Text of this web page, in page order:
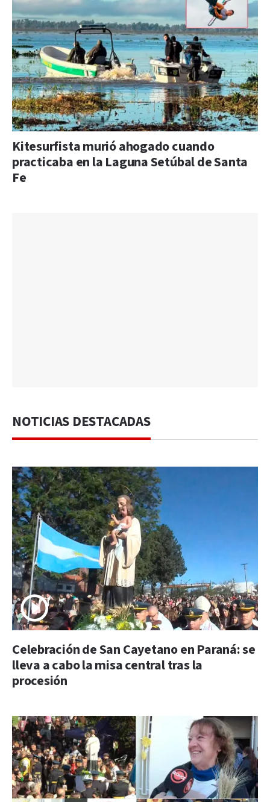
Kitesurfista murió ahogado cuando
practicaba en la Laguna Setúbal de Santa
Fe
NOTICIAS DESTACADAS
Celebración de San Cayetano en Paraná: se
lleva a cabo la misa central tras la
procesión